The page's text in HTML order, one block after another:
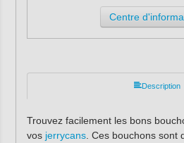
Centre
Description
Trouvez facilement les bons
vos jerrycans. Ces bouchons sont